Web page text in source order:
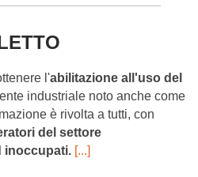
l'abilitazione all'uso del
industriale noto anche come
è rivolta a tutti, con
del settore
inoccupati. [...]